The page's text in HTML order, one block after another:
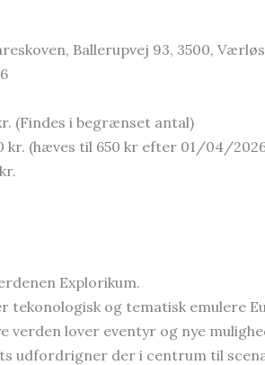
Ballerupvej 93, 3500,
(Findes i begrænset antal)
kr. (hæves til 650 kr efter 01/04/
Explorikum.
tekonologisk og tematisk emulere
verden lover eventyr og nye
udfordrigner der i centrum til